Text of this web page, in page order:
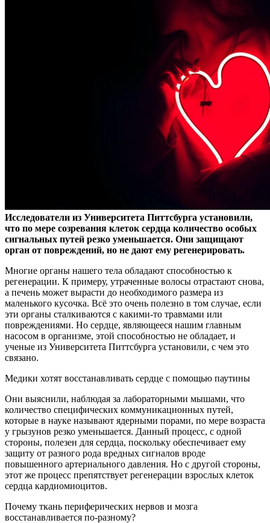
Исследователи из Университета Питтсбурга установили,
что по мере созревания клеток сердца количество особых
сигнальных путей резко уменьшается. Они защищают
орган от повреждений, но не дают ему регенерировать.
Многие органы нашего тела обладают способностью к
регенерации. К примеру, утраченные волосы отрастают снова,
а печень может вырасти до необходимого размера из
маленького кусочка. Всё это очень полезно в том случае, если
эти органы сталкиваются с какими-то травмами или
повреждениями. Но сердце, являющееся нашим главным
насосом в организме, этой способностью не обладает, и
ученые из Университета Питтсбурга установили, с чем это
связано.
Медики хотят восстанавливать сердце с помощью паутины
Они выяснили, наблюдая за лабораторными мышами, что
количество специфических коммуникационных путей,
которые в науке называют ядерными порами, по мере возраста
у грызунов резко уменьшается. Данный процесс, с одной
стороны, полезен для сердца, поскольку обеспечивает ему
защиту от разного рода вредных сигналов вроде
повышенного артериального давления. Но с другой стороны,
этот же процесс препятствует регенерации взрослых клеток
сердца кардиомиоцитов.
Почему ткань периферических нервов и мозга
восстанавливается по-разному?